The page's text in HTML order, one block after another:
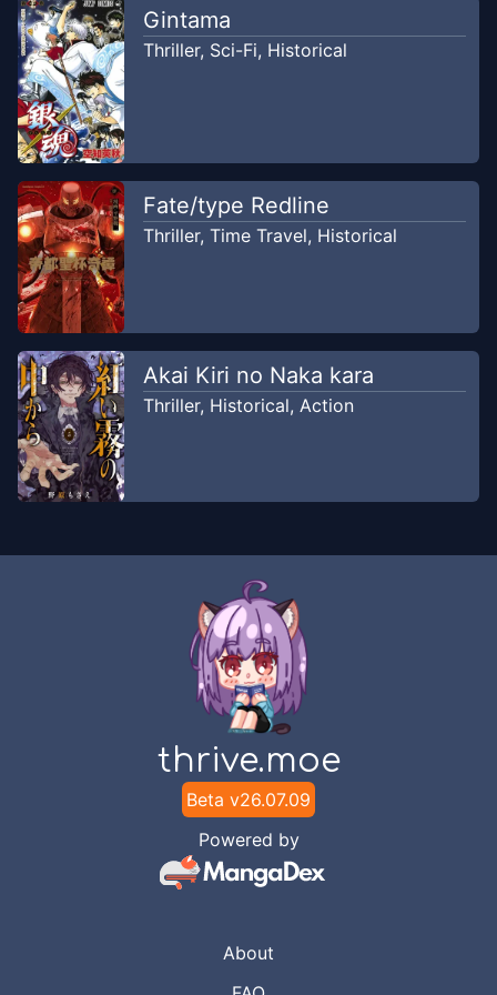
Sains
Alex Scanlation
Chapter22
Buruk
Alex Scanlation
Gintama
Thriller, Sci-Fi, Historical
Fate/type Redline
Thriller, Time Travel, Historical
Akai Kiri no Naka kara
Thriller, Historical, Action
thrive.moe
Beta v26.07.09
Powered by
About